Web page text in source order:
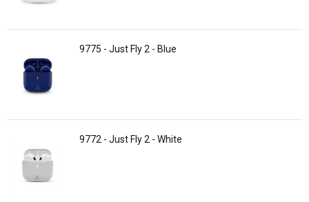
9775 - Just Fly 2 - Blue
9772 - Just Fly 2 - White